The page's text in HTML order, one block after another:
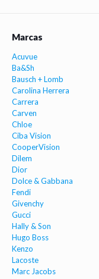
Marcas
Acuvue
Ba&Sh
Bausch + Lomb
Carolina Herrera
Carrera
Carven
Chloe
Ciba Vision
CooperVision
Dilem
Dior
Dolce & Gabbana
Fendi
Givenchy
Gucci
Hally & Son
Hugo Boss
Kenzo
Lacoste
Marc Jacobs